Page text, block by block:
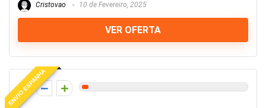
Cristovao 10 de Fevereiro, 2025
VER OFERTA
ENVIO ESPANHA
2